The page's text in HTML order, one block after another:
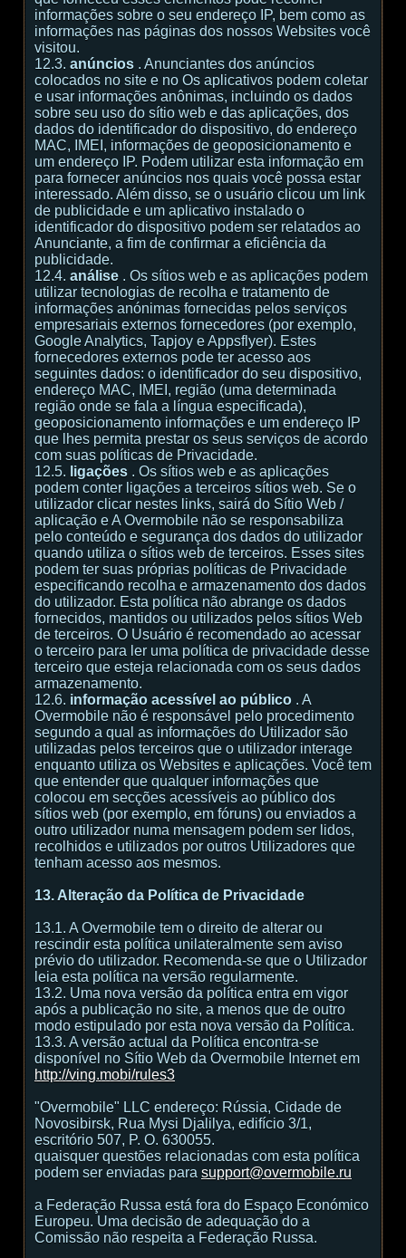
informações sobre o seu endereço IP, bem como as
informações nas páginas dos nossos Websites você
visitou.
12.3. anúncios . Anunciantes dos anúncios
colocados no site e no Os aplicativos podem coletar
e usar informações anônimas, incluindo os dados
sobre seu uso do sítio web e das aplicações, dos
dados do identificador do dispositivo, do endereço
MAC, IMEI, informações de geoposicionamento e
um endereço IP. Podem utilizar esta informação em
para fornecer anúncios nos quais você possa estar
interessado. Além disso, se o usuário clicou um link
de publicidade e um aplicativo instalado o
identificador do dispositivo podem ser relatados ao
Anunciante, a fim de confirmar a eficiência da
publicidade.
12.4. análise . Os sítios web e as aplicações podem
utilizar tecnologias de recolha e tratamento de
informações anónimas fornecidas pelos serviços
empresariais externos fornecedores (por exemplo,
Google Analytics, Tapjoy e Appsflyer). Estes
fornecedores externos pode ter acesso aos
seguintes dados: o identificador do seu dispositivo,
endereço MAC, IMEI, região (uma determinada
região onde se fala a língua especificada),
geoposicionamento informações e um endereço IP
que lhes permita prestar os seus serviços de acordo
com suas políticas de Privacidade.
12.5. ligações . Os sítios web e as aplicações
podem conter ligações a terceiros sítios web. Se o
utilizador clicar nestes links, sairá do Sítio Web /
aplicação e A Overmobile não se responsabiliza
pelo conteúdo e segurança dos dados do utilizador
quando utiliza o sítios web de terceiros. Esses sites
podem ter suas próprias políticas de Privacidade
especificando recolha e armazenamento dos dados
do utilizador. Esta política não abrange os dados
fornecidos, mantidos ou utilizados pelos sítios Web
de terceiros. O Usuário é recomendado ao acessar
o terceiro para ler uma política de privacidade desse
terceiro que esteja relacionada com os seus dados
armazenamento.
12.6. informação acessível ao público . A
Overmobile não é responsável pelo procedimento
segundo a qual as informações do Utilizador são
utilizadas pelos terceiros que o utilizador interage
enquanto utiliza os Websites e aplicações. Você tem
que entender que qualquer informações que
colocou em secções acessíveis ao público dos
sítios web (por exemplo, em fóruns) ou enviados a
outro utilizador numa mensagem podem ser lidos,
recolhidos e utilizados por outros Utilizadores que
tenham acesso aos mesmos.
13. Alteração da Política de Privacidade
13.1. A Overmobile tem o direito de alterar ou
rescindir esta política unilateralmente sem aviso
prévio do utilizador. Recomenda-se que o Utilizador
leia esta política na versão regularmente.
13.2. Uma nova versão da política entra em vigor
após a publicação no site, a menos que de outro
modo estipulado por esta nova versão da Política.
13.3. A versão actual da Política encontra-se
disponível no Sítio Web da Overmobile Internet em
http://ving.mobi/rules3
"Overmobile" LLC endereço: Rússia, Cidade de
Novosibirsk, Rua Mysi Djalilya, edifício 3/1,
escritório 507, P. O. 630055.
quaisquer questões relacionadas com esta política
podem ser enviadas para support@overmobile.ru
a Federação Russa está fora do Espaço Económico
Europeu. Uma decisão de adequação do a
Comissão não respeita a Federação Russa.